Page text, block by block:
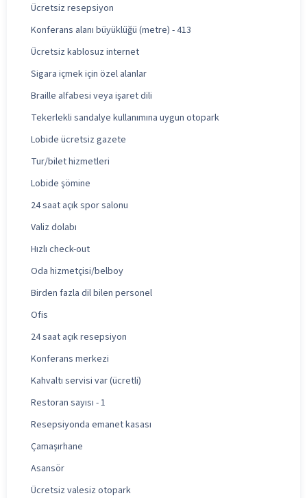
Ücretsiz resepsiyon
Konferans alanı büyüklüğü (metre) - 413
Ücretsiz kablosuz internet
Sigara içmek için özel alanlar
Braille alfabesi veya işaret dili
Tekerlekli sandalye kullanımına uygun otopark
Lobide ücretsiz gazete
Tur/bilet hizmetleri
Lobide şömine
24 saat açık spor salonu
Valiz dolabı
Hızlı check-out
Oda hizmetçisi/belboy
Birden fazla dil bilen personel
Ofis
24 saat açık resepsiyon
Konferans merkezi
Kahvaltı servisi var (ücretli)
Restoran sayısı - 1
Resepsiyonda emanet kasası
Çamaşırhane
Asansör
Ücretsiz valesiz otopark